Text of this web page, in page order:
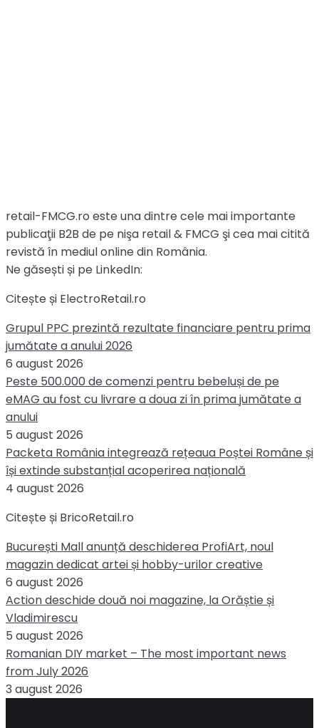
retail-FMCG.ro este una dintre cele mai importante
publicaţii B2B de pe nişa retail & FMCG şi cea mai citită
revistă în mediul online din România.
Ne găsești și pe LinkedIn:
Citește și ElectroRetail.ro
Grupul PPC prezintă rezultate financiare pentru prima
jumătate a anului 2026
6 august 2026
Peste 500.000 de comenzi pentru bebeluși de pe
eMAG au fost cu livrare a doua zi în prima jumătate a
anului
5 august 2026
Packeta România integrează rețeaua Poștei Române și
își extinde substanțial acoperirea națională
4 august 2026
Citește și BricoRetail.ro
București Mall anunță deschiderea ProfiArt, noul
magazin dedicat artei și hobby-urilor creative
6 august 2026
Action deschide două noi magazine, la Orăștie și
Vladimirescu
5 august 2026
Romanian DIY market – The most important news
from July 2026
3 august 2026